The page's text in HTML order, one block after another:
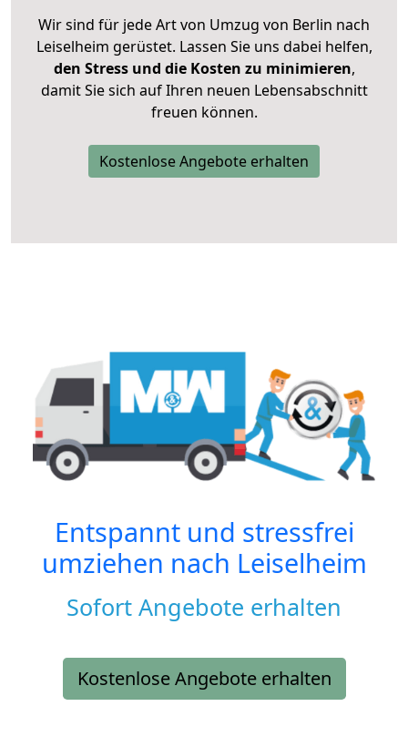
Wir sind für jede Art von Umzug von Berlin nach
Leiselheim gerüstet. Lassen Sie uns dabei helfen,
den Stress und die Kosten zu minimieren,
damit Sie sich auf Ihren neuen Lebensabschnitt
freuen können.
Kostenlose Angebote erhalten
Entspannt und stressfrei
umziehen nach Leiselheim
Sofort Angebote erhalten
Kostenlose Angebote erhalten